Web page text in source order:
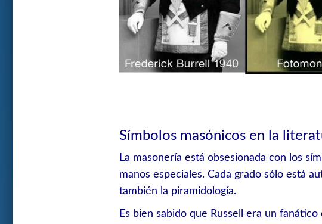
Símbolos masónicos en la
La masonería está obsesionada con los
manos especiales. Cada grado sólo está
también la piramidología.
Es bien sabido que Russell era un